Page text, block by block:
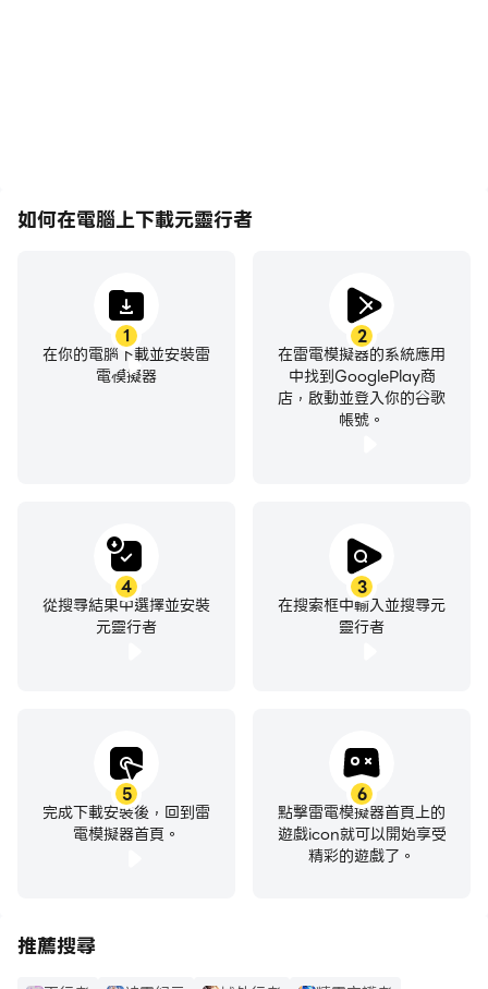
如何在電腦上下載元靈行者
1
在你的電腦下載並安裝雷
電模擬器
2
在雷電模擬器的系統應用
中找到GooglePlay商
店，啟動並登入你的谷歌
帳號。
3
在搜索框中輸入並搜尋元
靈行者
4
從搜尋結果中選擇並安裝
元靈行者
5
完成下載安裝後，回到雷
電模擬器首頁。
6
點擊雷電模擬器首頁上的
遊戲icon就可以開始享受
精彩的遊戲了。
推薦搜尋